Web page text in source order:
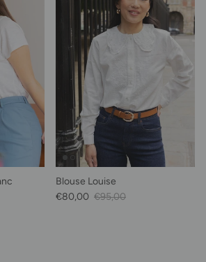
Blouse Louise
Prix soldé
€80,00 Prix habituel
€95,00